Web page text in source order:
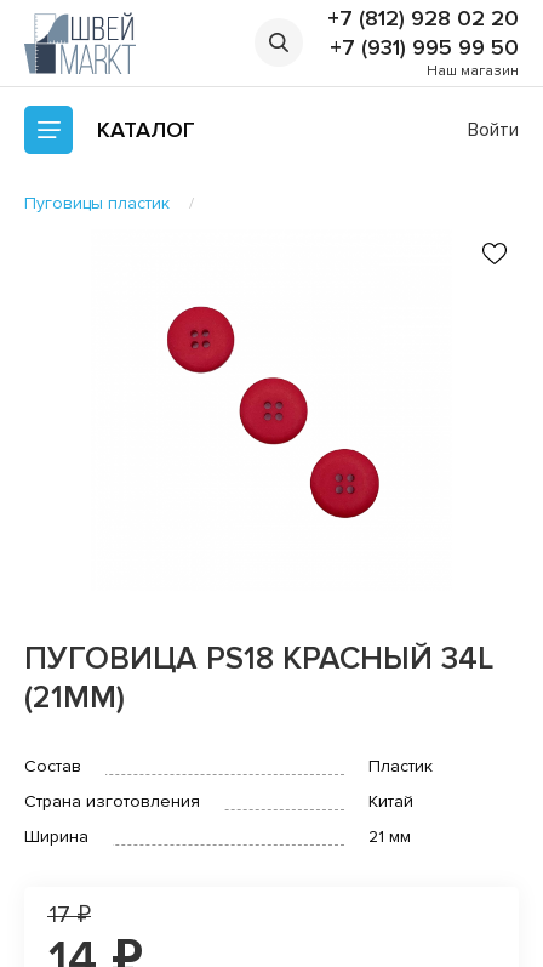
+7 (812) 928 02 20
+7 (931) 995 99 50
Наш магазин
КАТАЛОГ Войти
Пуговицы пластик
ПУГОВИЦА PS18 КРАСНЫЙ 34L
(21MM)
Состав
Пластик
Страна изготовления
Китай
Ширина
21 мм
17 ₽